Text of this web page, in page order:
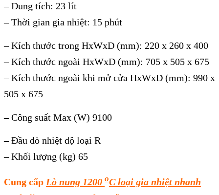
– Dung tích: 23 lít
– Thời gian gia nhiệt: 15 phút
– Kích thước trong HxWxD (mm): 220 x 260 x 400
– Kích thước ngoài HxWxD (mm): 705 x 505 x 675
– Kích thước ngoài khi mở cửa HxWxD (mm): 990 x
505 x 675
– Công suất Max (W) 9100
– Đầu dò nhiệt độ loại R
– Khối lượng (kg) 65
Cung cấp Lò nung 1200 oC loại gia nhiệt nhanh